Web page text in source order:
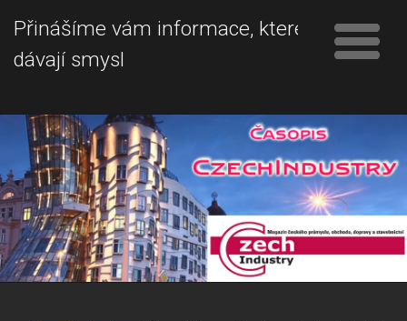
Přinášíme vám informace, které
dávají smysl